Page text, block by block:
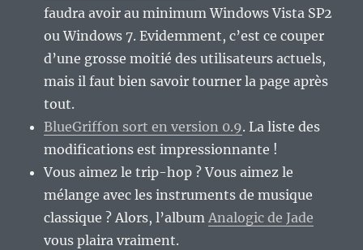
faudra avoir au minimum Windows Vista SP2
ou Windows 7. Evidemment, c’est ce couper
d’une grosse moitié des utilisateurs actuels,
mais il faut bien savoir tourner la page après
tout.
BlueGriffon sort en version 0.9. La liste des
modifications est impressionnante !
Vous aimez le trip-hop ? Vous aimez le
mélange avec les instruments de musique
classique ? Alors, l’albumAnalogic de Jade
vous plaira vraiment.